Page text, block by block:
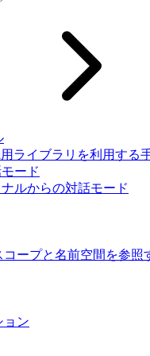
ライブラリを利用する
ード
ルからの対話モード
コープと名前空間を参照
ョン